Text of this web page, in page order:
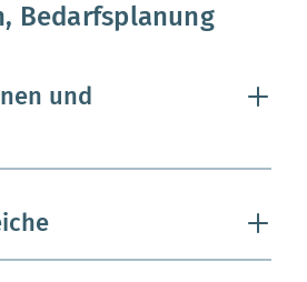
Bedarfsplanung
und